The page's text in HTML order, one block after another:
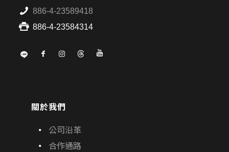
886-4-23589418
886-4-23584314
關於我們
公司沿革
合作通路